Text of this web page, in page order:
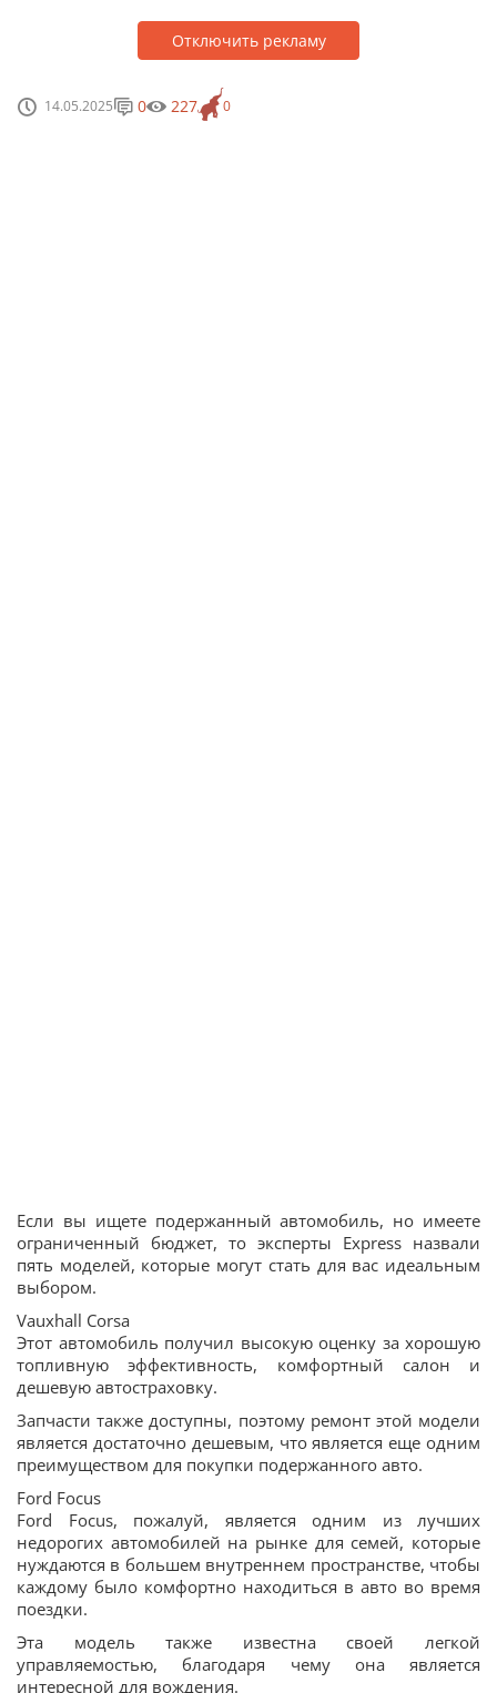
Отключить рекламу
14.05.2025 0
0 227
Если вы ищете подержанный автомобиль, но имеете
ограниченный бюджет, то эксперты Express назвали
пять моделей, которые могут стать для вас идеальным
выбором.
Vauxhall Corsa
Этот автомобиль получил высокую оценку за хорошую
топливную эффективность, комфортный салон и
дешевую автостраховку.
Запчасти также доступны, поэтому ремонт этой модели
является достаточно дешевым, что является еще одним
преимуществом для покупки подержанного авто.
Ford Focus
Ford Focus, пожалуй, является одним из лучших
недорогих автомобилей на рынке для семей, которые
нуждаются в большем внутреннем пространстве, чтобы
каждому было комфортно находиться в авто во время
поездки.
Эта модель также известна своей легкой
управляемостью, благодаря чему она является
интересной для вождения.